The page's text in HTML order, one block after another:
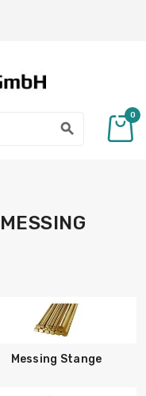
search
0
Messing Stange